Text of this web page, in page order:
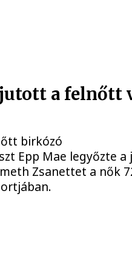
a felnőtt
birkózó
Epp Mae legyőzte a
Zsanettet a nők